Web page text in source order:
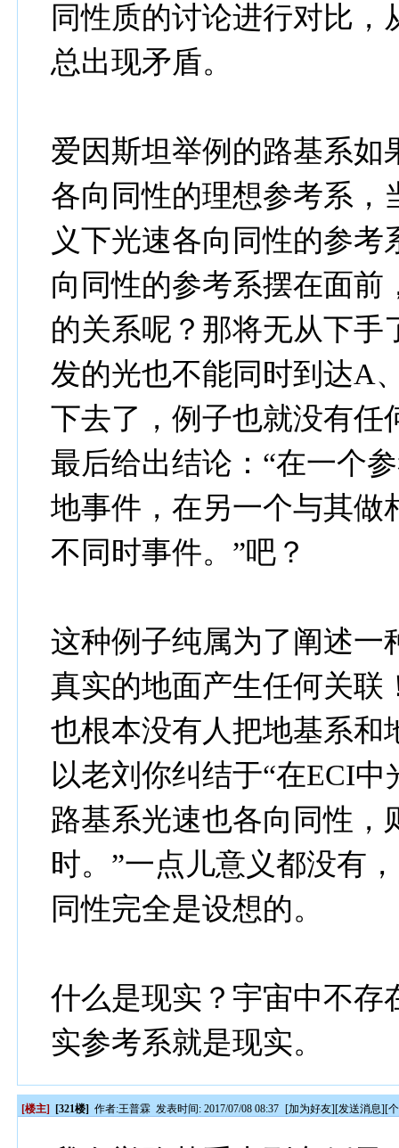
同性质的讨论进行对比
总出现矛盾。
爱因斯坦举例的路基系如
各向同性的理想参考系，
义下光速各向同性的参
向同性的参考系摆在面前
的关系呢？那将无从下手
发的光也不能同时到达A
下去了，例子也就没有任
最后给出结论：“在一个
地事件，在另一个与其做
不同时事件。”吧？
这种例子纯属为了阐述一
真实的地面产生任何关联
也根本没有人把地基系和
以老刘你纠结于“在ECI
路基系光速也各向同性，
时。”一点儿意义都没有
同性完全是设想的。
什么是现实？宇宙中不存
实参考系就是现实。
[楼主] [321楼] 作者:王普霖 发表时间: 2017/07/08 08:37 [加为好友][发送消息][